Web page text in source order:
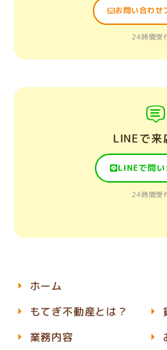
お問い合わせ
24時間受
LINEで来
LINEで問い
24時間受
ホーム
もてぎ不動産とは？
業務内容